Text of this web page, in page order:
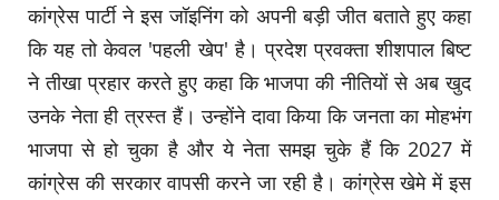
कांग्रेस पार्टी ने इस जॉइनिंग को अपनी बड़ी जीत बताते हुए कहा
कि यह तो केवल 'पहली खेप' है। प्रदेश प्रवक्ता शीशपाल बिष्ट
ने तीखा प्रहार करते हुए कहा कि भाजपा की नीतियों से अब खुद
उनके नेता ही त्रस्त हैं। उन्होंने दावा किया कि जनता का मोहभंग
भाजपा से हो चुका है और ये नेता समझ चुके हैं कि 2027 में
कांग्रेस की सरकार वापसी करने जा रही है। कांग्रेस खेमे में इस